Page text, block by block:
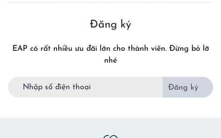
Đăng ký
EAP có rất nhiều ưu đãi lớn cho thành viên. Đừng bỏ lỡ
nhé
Đăng ký